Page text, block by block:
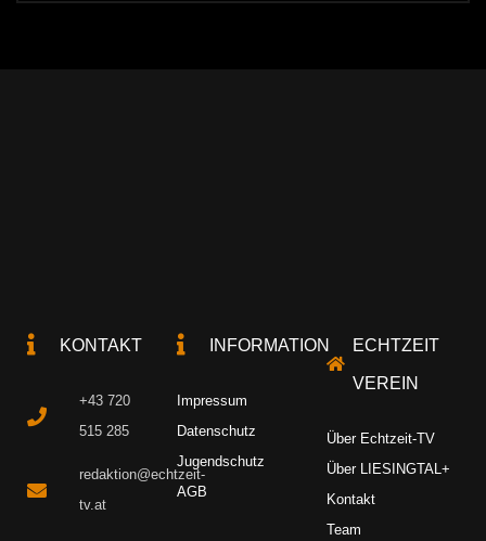
KONTAKT
+43 720
515 285
redaktion@echtzeit-
tv.at
INFORMATION
Impressum
Datenschutz
Jugendschutz
AGB
ECHTZEIT
VEREIN
Über Echtzeit-TV
Über LIESINGTAL+
Kontakt
Team